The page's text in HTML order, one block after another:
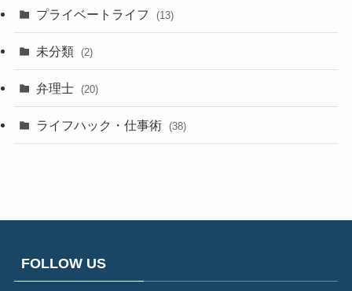
プライベートライフ (13)
未分類 (2)
弁理士 (20)
ライフハック・仕事術 (38)
FOLLOW US